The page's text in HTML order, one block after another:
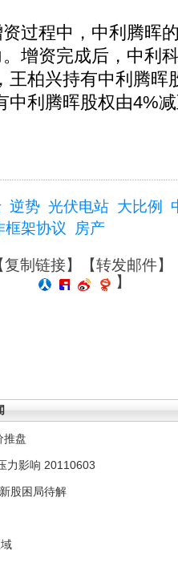
程中，中利腾晖
增资完成后，中利
王柏兴持有中利腾晖
中利腾晖股权由4%
逆势 光伏电站 大比例
框架协议 房产
复制链接】【转发邮件】
】
推盘
力影响 20110603
股困局待解